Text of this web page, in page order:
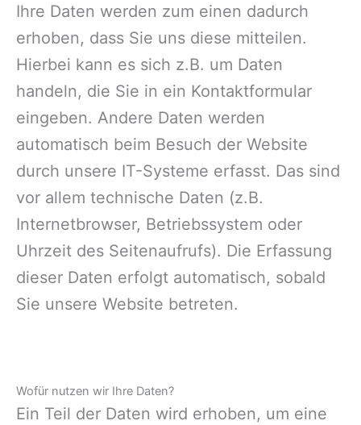
Ihre Daten werden zum einen dadurch
erhoben, dass Sie uns diese mitteilen.
Hierbei kann es sich z.B. um Daten
handeln, die Sie in ein Kontaktformular
eingeben. Andere Daten werden
automatisch beim Besuch der Website
durch unsere IT-Systeme erfasst. Das sind
vor allem technische Daten (z.B.
Internetbrowser, Betriebssystem oder
Uhrzeit des Seitenaufrufs). Die Erfassung
dieser Daten erfolgt automatisch, sobald
Sie unsere Website betreten.
Wofür nutzen wir Ihre Daten?
Ein Teil der Daten wird erhoben, um eine